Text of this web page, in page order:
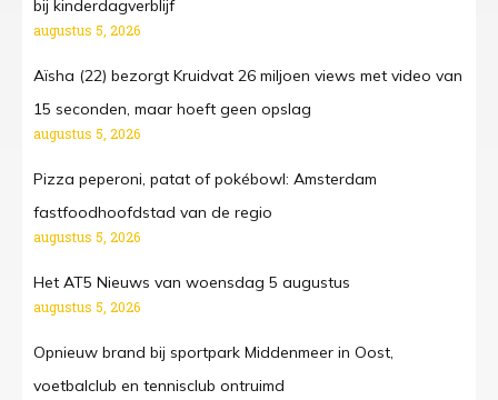
bij kinderdagverblijf
augustus 5, 2026
Aïsha (22) bezorgt Kruidvat 26 miljoen views met video van
15 seconden, maar hoeft geen opslag
augustus 5, 2026
Pizza peperoni, patat of pokébowl: Amsterdam
fastfoodhoofdstad van de regio
augustus 5, 2026
Het AT5 Nieuws van woensdag 5 augustus
augustus 5, 2026
Opnieuw brand bij sportpark Middenmeer in Oost,
voetbalclub en tennisclub ontruimd